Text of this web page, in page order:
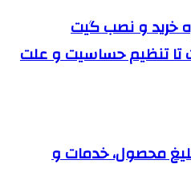
خرید و نصب گیت
تا تنظیم حساسیت و علت
محصول، خدمات و